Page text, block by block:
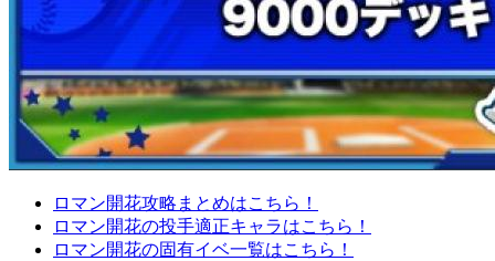
ロマン開花攻略まとめはこちら！
ロマン開花の投手適正キャラはこちら！
ロマン開花の固有イベ一覧はこちら！